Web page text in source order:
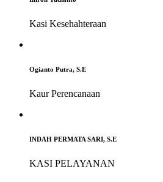
Kasi Kesehahteraan
Ogianto Putra, S.E
Kaur Perencanaan
INDAH PERMATA SARI, S.E
KASI PELAYANAN